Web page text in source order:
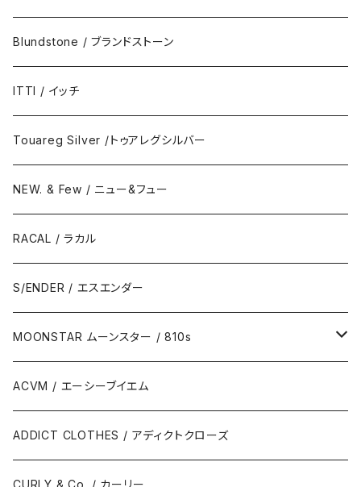
Blundstone / ブランドストーン
ITTI / イッチ
Touareg Silver /トゥアレグシルバー
NEW. & Few / ニュー&フュー
RACAL / ラカル
S/ENDER / エスエンダー
MOONSTAR ムーンスター / 810s
MOONSTAR / ムーンスター
810s / エイトテンス
ACVM / エーシーブイエム
ADDICT CLOTHES / アディクトクローズ
CURLY & Co. / カーリー